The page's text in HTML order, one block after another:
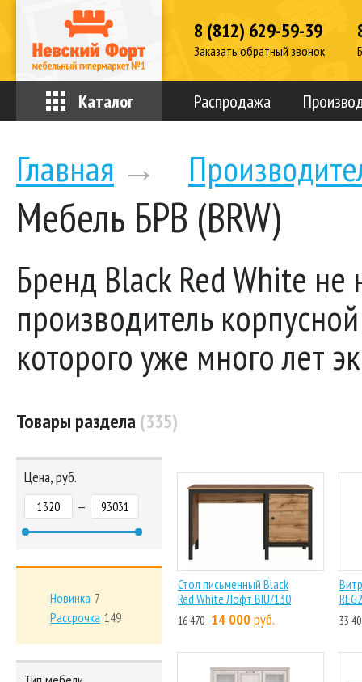
8 (812) 629-59-39
Заказать обратный звонок
Каталог Распродажа
Главная →
Мебель БРВ (BRW)
Бренд Black Red White
производитель
которого уже много лет
Товары раздела(335)
Стол письменный Black
Red White Лофт BIU/130
16 470 14 000руб. 33
Цена, руб.
—
Новинка 7
Рассрочка 149